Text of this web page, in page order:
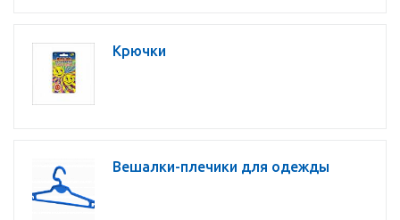
Крючки
Вешалки-плечики для одежды